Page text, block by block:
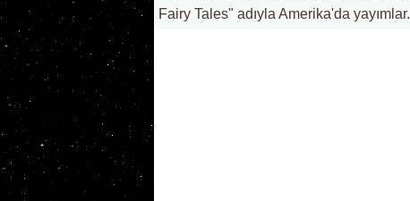
Fairy Tales" adıyla Amerika'da yayımlar.